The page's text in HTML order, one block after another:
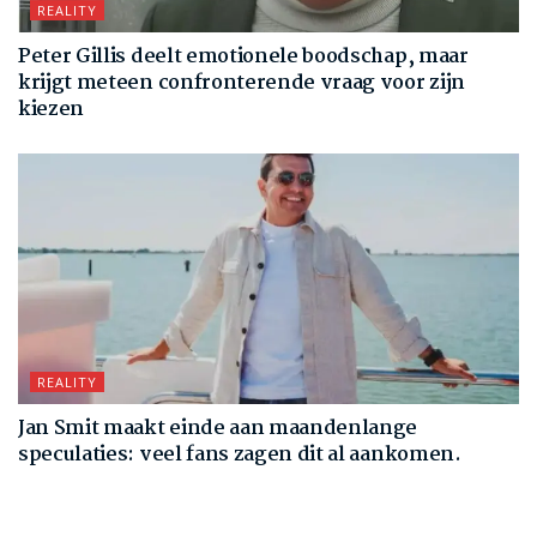
REALITY
Peter Gillis deelt emotionele boodschap, maar
krijgt meteen confronterende vraag voor zijn
kiezen
REALITY
Jan Smit maakt einde aan maandenlange
speculaties: veel fans zagen dit al aankomen.